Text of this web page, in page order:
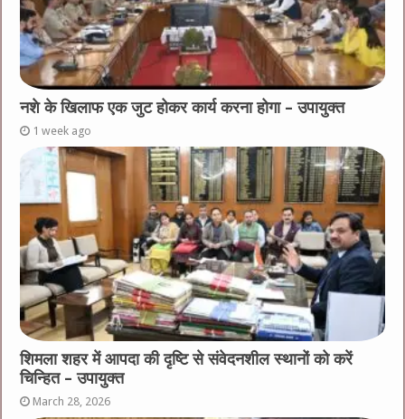
नशे के खिलाफ एक जुट होकर कार्य करना होगा – उपायुक्त
1 week ago
शिमला शहर में आपदा की दृष्टि से संवेदनशील स्थानों को करें
चिन्हित – उपायुक्त
March 28, 2026